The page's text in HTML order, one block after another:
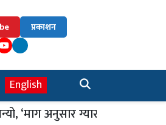
प्रकाशन
English
ग्यास आपूर्ति नियमित’